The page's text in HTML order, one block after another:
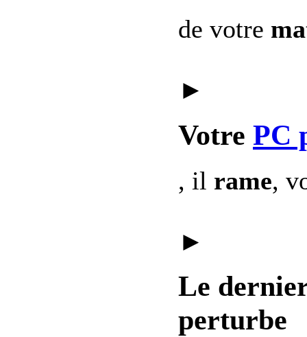
de votre
►
Votre PC
, il rame,
►
Le
perturbe